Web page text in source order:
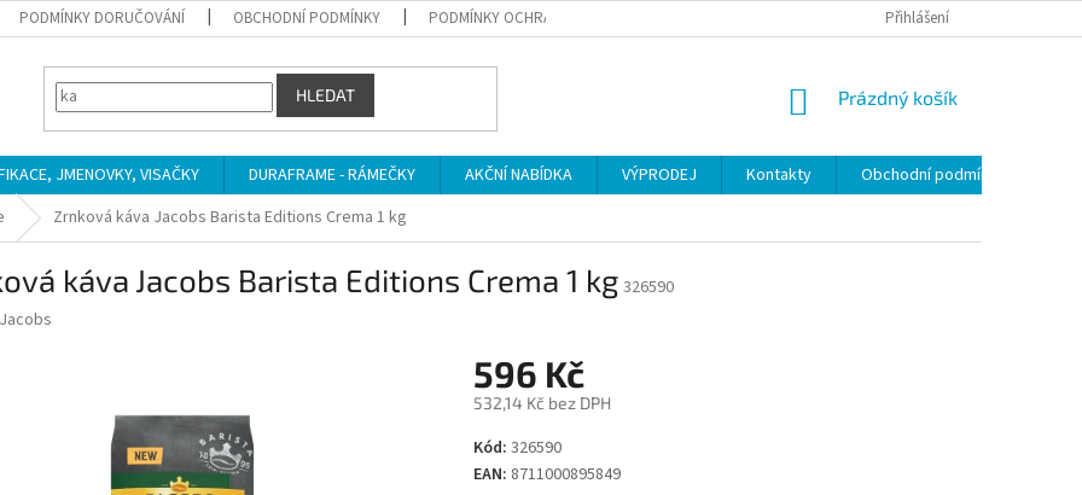
PODMÍNKY DORUČOVÁNÍ OBCHODNÍ PODMÍNKY PODMÍNKY OCHRANY OSOBNÍCH ÚDAJŮ Přihlášení
HLEDAT
NÁKUPNÍ
Prázdný košík
JMENOVKY, VISAČKY DURAFRAME - RÁMEČKY AKČNÍ NABÍDKA VÝPRODEJ Kontakty
Obchodní podmínky
Zrnková káva Jacobs Barista Editions Crema 1 kg
káva Jacobs Barista Editions Crema 1 kg 326590
Jacobs
596 Kč
532,14 Kč bez DPH
Měrná
cena:
Kód: 326590
EAN: 8711000895849